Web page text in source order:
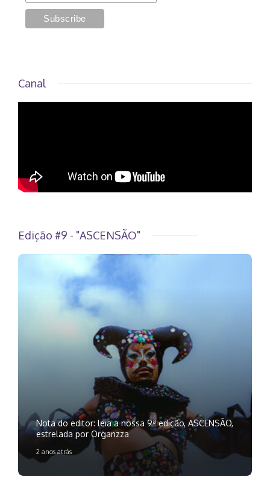
Canal
Edição #9 - "ASCENSÃO"
Nota do editor: leia a nossa 9ª edição, ASCENSÃO,
estrelada por Organzza
2 anos atrás